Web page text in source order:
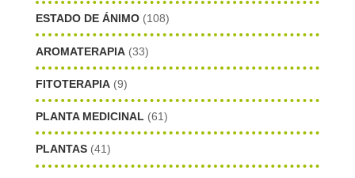
ESTADO DE ÁNIMO (108)
AROMATERAPIA (33)
FITOTERAPIA (9)
PLANTA MEDICINAL (61)
PLANTAS (41)